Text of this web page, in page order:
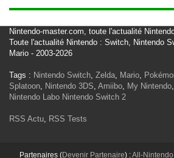
Nintendo-master.com, toute l'actualité
Toute l'actualité Nintendo : Switch, Nintendo
Mario - 2003-2026
Tags : Nintendo Switch, Zelda, Mario,
Splatoon, Nintendo 3DS, Amiibo, My Nintendo,
Nintendo Labo Nintendo Switch 2
RSS Actu, RSS Tests
Partenaires (Devenir Partenaire) :All-Nintendo